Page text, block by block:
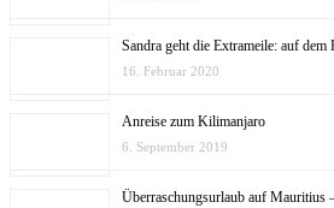
Sandra geht die Extrameile: auf
16. Februar 2020
Anreise zum Kilimanjaro
6. September 2019
Überraschungsurlaub auf Mauritius